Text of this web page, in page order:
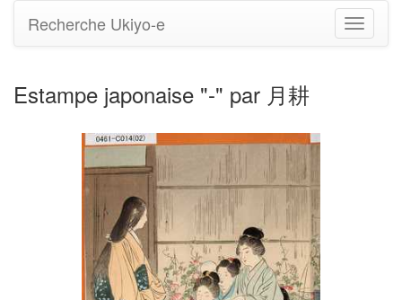
Basculer
la
Recherche Ukiyo-e
Estampe japonaise "-" par 月耕